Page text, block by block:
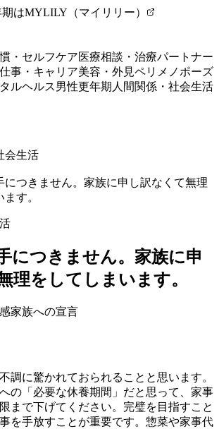
はMYLILY（マイリリー）
・セルフケア医療相談・治療パートナー
仕事・キャリア美容・外見ペリメノポーズ
ルヘルス男性更年期 人間関係・社会生活
会生活
につきません。家族に申し訳なくて無理
す。
につきません。家族に申
理をしてしまいます。
家族への宣言
調に驚かれておられることと思います。
の「必要な休養期間」だと思って、家事
まで下げてください。完璧を目指すこと
を手放すことが重要です。惣菜や家事代